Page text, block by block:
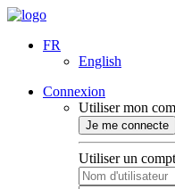
FR
English
Connexion
Utiliser mon
Je me connecte
Utiliser un